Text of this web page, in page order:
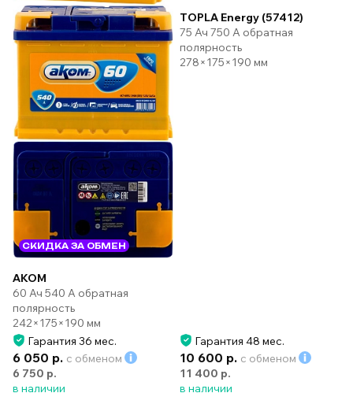
СКИДКА ЗА ОБМЕН
AKOM
60 Ач 540 А обратная
полярность
242×175×190 мм
Гарантия 36 мес.
6 050 р. с обменом
6 750 р.
в наличии
TOPLA Energy (57412)
75 Ач 750 А обратная
полярность
278×175×190 мм
Гарантия 48 мес.
10 600 р. с обменом
11 400 р.
в наличии